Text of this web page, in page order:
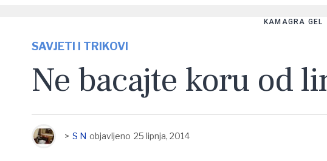
KAMAGRA GEL
SAVJETI I TRIKOVI
Ne bacajte koru od
> S N objavljeno 25 lipnja, 2014